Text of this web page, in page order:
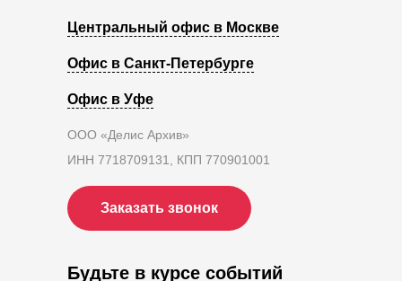
Центральный офис в Москве
Офис в Санкт-Петербурге
Офис в Уфе
ООО «Делис Архив»
ИНН 7718709131, КПП 770901001
Заказать звонок
Будьте в курсе событий